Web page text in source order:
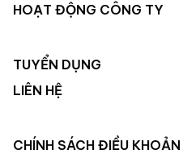
HOẠT ĐỘNG CÔNG TY
TUYỂN DỤNG
LIÊN HỆ
CHÍNH SÁCH ĐIỀU KHOẢN